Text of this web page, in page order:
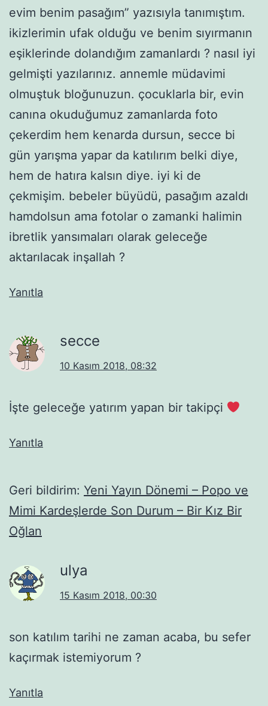
evim benim pasağım” yazısıyla tanımıştım.
ikizlerimin ufak olduğu ve benim sıyırmanın
eşiklerinde dolandığım zamanlardı ? nasıl iyi
gelmişti yazılarınız. annemle müdavimi
olmuştuk bloğunuzun. çocuklarla bir, evin
canına okuduğumuz zamanlarda foto
çekerdim hem kenarda dursun, secce bi
gün yarışma yapar da katılırım belki diye,
hem de hatıra kalsın diye. iyi ki de
çekmişim. bebeler büyüdü, pasağım azaldı
hamdolsun ama fotolar o zamanki halimin
ibretlik yansımaları olarak geleceğe
aktarılacak inşallah ?
Yanıtla
secce
10 Kasım 2018, 08:32
İşte geleceğe yatırım yapan bir takipçi
Yanıtla
Geri bildirim: Yeni Yayın Dönemi – Popo ve
Mimi Kardeşlerde Son Durum – Bir Kız Bir
Oğlan
ulya
15 Kasım 2018, 00:30
son katılım tarihi ne zaman acaba, bu sefer
kaçırmak istemiyorum ?
Yanıtla